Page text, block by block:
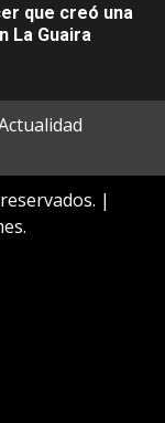
que creó una
La Guaira
|